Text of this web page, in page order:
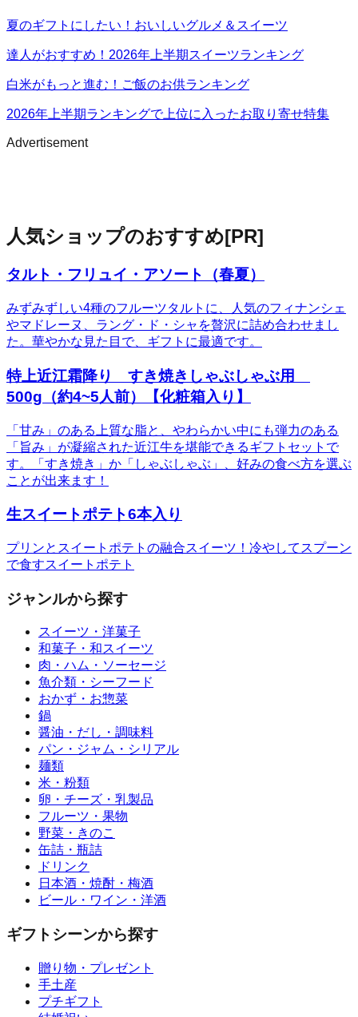
夏のギフトにしたい！おいしいグルメ＆スイーツ
達人がおすすめ！2026年上半期スイーツランキング
白米がもっと進む！ご飯のお供ランキング
2026年上半期ランキングで上位に入ったお取り寄せ特集
Advertisement
人気ショップのおすすめ[PR]
タルト・フリュイ・アソート（春夏）
みずみずしい4種のフルーツタルトに、人気のフィナンシェ
やマドレーヌ、ラング・ド・シャを贅沢に詰め合わせまし
た。華やかな見た目で、ギフトに最適です。
特上近江霜降り すき焼きしゃぶしゃぶ用
500g（約4~5人前）【化粧箱入り】
「甘み」のある上質な脂と、やわらかい中にも弾力のある
「旨み」が凝縮された近江牛を堪能できるギフトセットで
す。「すき焼き」か「しゃぶしゃぶ」、好みの食べ方を選ぶ
ことが出来ます！
生スイートポテト6本入り
プリンとスイートポテトの融合スイーツ！冷やしてスプーン
で食すスイートポテト
ジャンルから探す
スイーツ・洋菓子
和菓子・和スイーツ
肉・ハム・ソーセージ
魚介類・シーフード
おかず・お惣菜
鍋
醤油・だし・調味料
パン・ジャム・シリアル
麺類
米・粉類
卵・チーズ・乳製品
フルーツ・果物
野菜・きのこ
缶詰・瓶詰
ドリンク
日本酒・焼酎・梅酒
ビール・ワイン・洋酒
ギフトシーンから探す
贈り物・プレゼント
手土産
プチギフト